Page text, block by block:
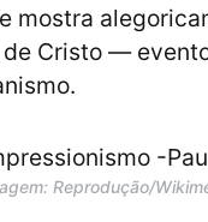
mostra
Cristo —
Reprodução/